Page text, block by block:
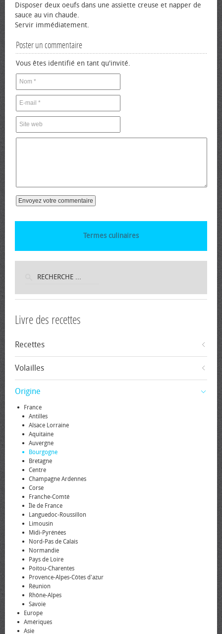
Disposer deux œufs dans une assiette creuse et napper de
sauce au vin chaude.
Servir immédiatement.
Poster un commentaire
Vous êtes identifié en tant qu'invité.
Termes culinaires
Livre des recettes
Recettes
Volailles
Origine
France
Antilles
Alsace Lorraine
Aquitaine
Auvergne
Bourgogne
Bretagne
Centre
Champagne Ardennes
Corse
Franche-Comté
Île de France
Languedoc-Roussillon
Limousin
Midi-Pyrénées
Nord-Pas de Calais
Normandie
Pays de Loire
Poitou-Charentes
Provence-Alpes-Côtes d'azur
Réunion
Rhône-Alpes
Savoie
Europe
Amériques
Asie